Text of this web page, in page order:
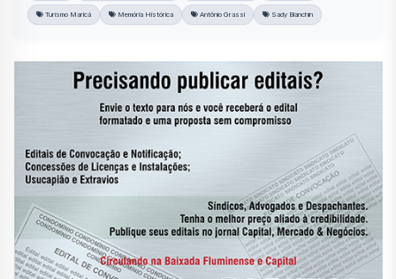
Turismo Maricá Memória Histórica Antônio Grassi Sady Bianchin